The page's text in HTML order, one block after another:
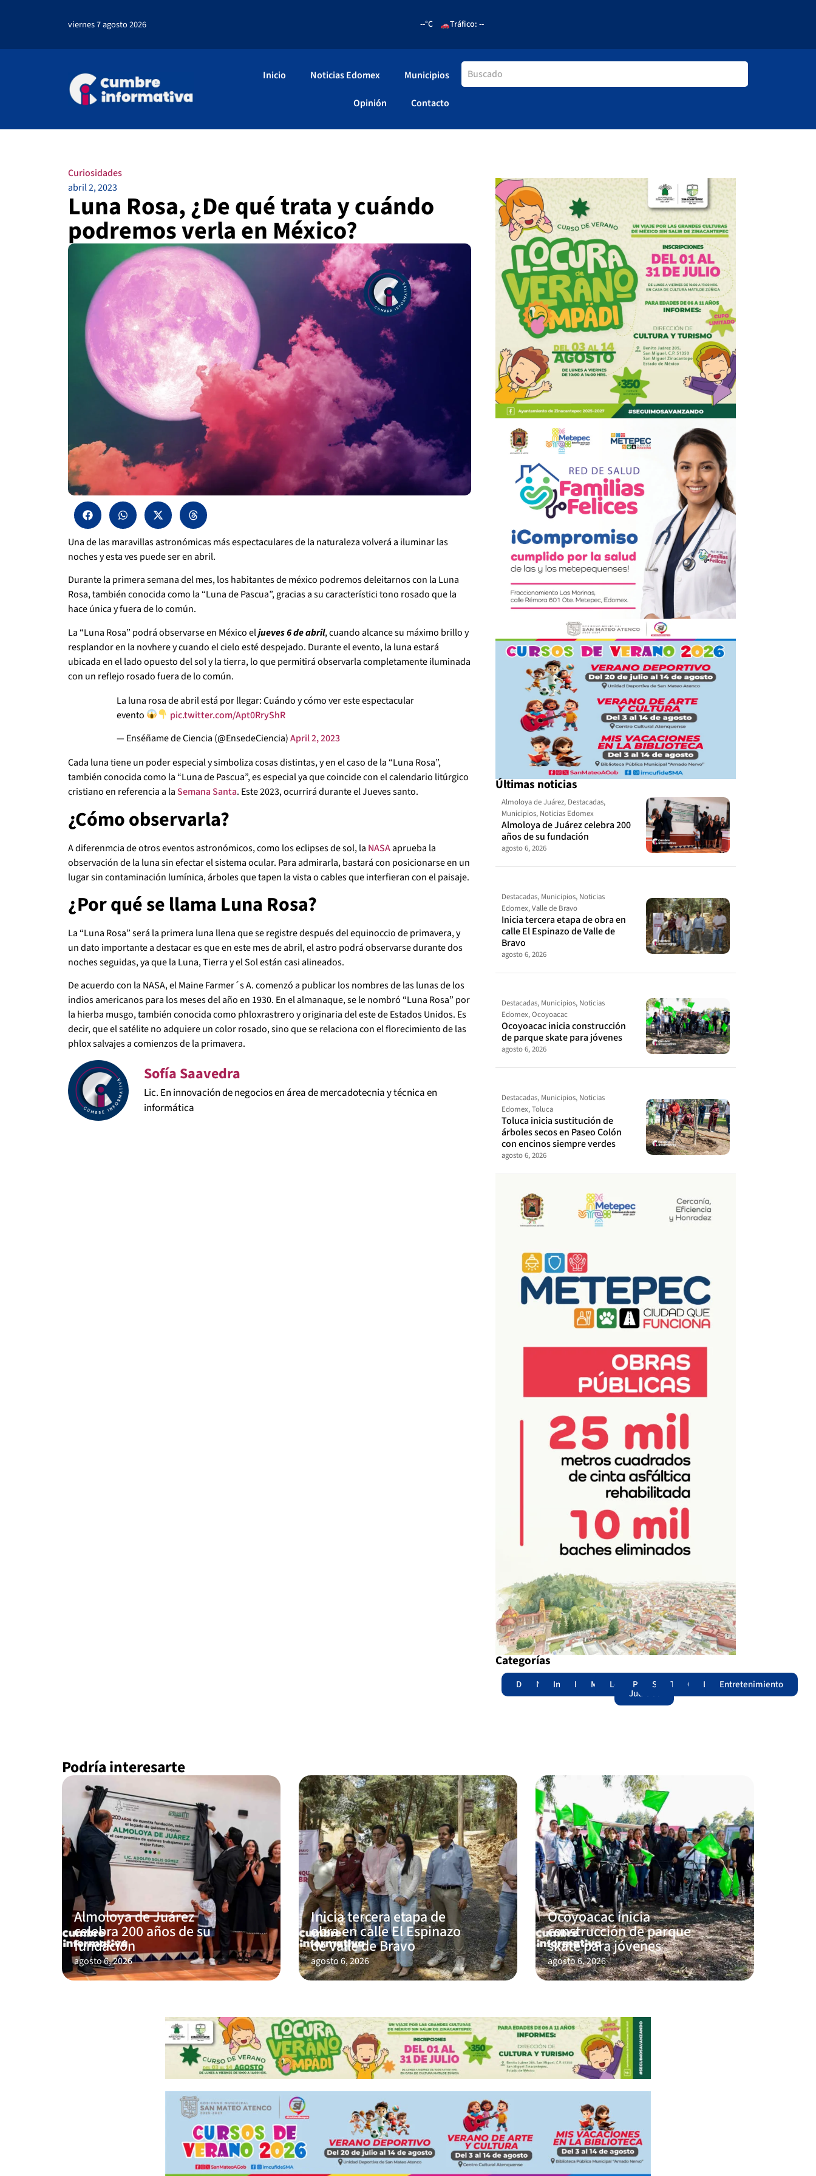
viernes 7 agosto 2026 --°C Tráfico: --
Inicio Noticias Edomex Municipios
Opinión Contacto
Curiosidades
abril 2, 2023
Luna Rosa, ¿De qué trata y cuándo
podremos verla en México?
Una de las maravillas astronómicas más espectaculares de la naturaleza volverá a iluminar las
noches y esta ves puede ser en abril.
Durante la primera semana del mes, los habitantes de méxico podremos deleitarnos con la Luna
Rosa, también conocida como la “Luna de Pascua”, gracias a su característici tono rosado que la
hace única y fuera de lo común.
La “Luna Rosa” podrá observarse en México eljueves 6 de abril, cuando alcance su máximo brillo y
resplandor en la novhere y cuando el cielo esté despejado. Durante el evento, la luna estará
ubicada en el lado opuesto del sol y la tierra, lo que permitirá observarla completamente iluminada
con un reflejo rosado fuera de lo común.
La luna rosa de abril está por llegar: Cuándo y cómo ver este espectacular
evento
pic.twitter.com/Apt0RryShR
— Enséñame de Ciencia (@EnsedeCiencia)April 2, 2023
Cada luna tiene un poder especial y simboliza cosas distintas, y en el caso de la “Luna Rosa”,
también conocida como la “Luna de Pascua”, es especial ya que coincide con el calendario litúrgico
cristiano en referencia a laSemana Santa. Este 2023, ocurrirá durante el Jueves santo.
¿Cómo observarla?
A diferenmcia de otros eventos astronómicos, como los eclipses de sol, la NASAaprueba la
observación de la luna sin efectar el sistema ocular. Para admirarla, bastará con posicionarse en un
lugar sin contaminación lumínica, árboles que tapen la vista o cables que interfieran con el paisaje.
¿Por qué se llama Luna Rosa?
La “Luna Rosa” será la primera luna llena que se registre después del equinoccio de primavera, y
un dato importante a destacar es que en este mes de abril, el astro podrá observarse durante dos
noches seguidas, ya que la Luna, Tierra y el Sol están casi alineados.
De acuerdo con la NASA, el Maine Farmer´s A. comenzó a publicar los nombres de las lunas de los
indios americanos para los meses del año en 1930. En el almanaque, se le nombró “Luna Rosa” por
la hierba musgo, también conocida como phloxrastrero y originaria del este de Estados Unidos. Es
decir, que el satélite no adquiere un color rosado, sino que se relaciona con el florecimiento de las
phlox salvajes a comienzos de la primavera.
Sofía Saavedra
Lic. En innovación de negocios en área de mercadotecnia y técnica en
informática
Últimas noticias
Almoloya de Juárez, Destacadas,
Municipios, Noticias Edomex
Almoloya de Juárez celebra 200
años de su fundación
agosto 6, 2026
Destacadas, Municipios, Noticias
Edomex,Valle de Bravo
Inicia tercera etapa de obra en
calle El Espinazo de Valle de
Bravo
agosto 6, 2026
Destacadas, Municipios, Noticias
Edomex,Ocoyoacac
Ocoyoacac inicia construcción
de parque skate para jóvenes
agosto 6, 2026
Destacadas, Municipios, Noticias
Edomex,Toluca
Toluca inicia sustitución de
árboles secos en Paseo Colón
con encinos siempre verdes
agosto 6, 2026
Categorías
Destacadas
NacionalInternacional
EdomexMunicipiosLegislatura
Poder
Judicial
SeguridadTrámites
OpiniónLomitosEntretenimiento
Podría interesarte
Almoloya de Juárez
celebra 200 años de su
fundación
agosto 6, 2026
Inicia tercera etapa de
obra en calle El Espinazo
de Valle de Bravo
agosto 6, 2026
Ocoyoacac inicia
construcción de parque
skate para jóvenes
agosto 6, 2026